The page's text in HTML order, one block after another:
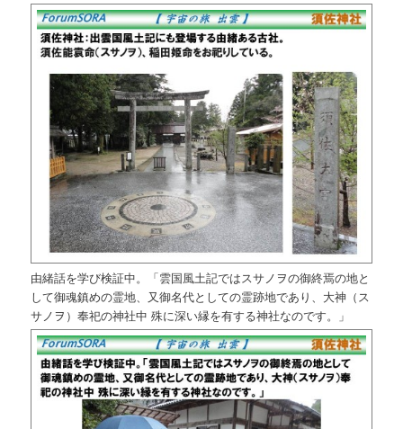
由緒話を学び検証中。「雲国風土記ではスサノヲの御終焉の地と
して御魂鎮めの霊地、又御名代としての霊跡地であり、大神（ス
サノヲ）奉祀の神社中 殊に深い縁を有する神社なのです。」